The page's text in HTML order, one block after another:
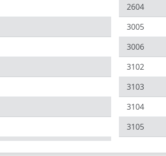
2604
3005
3006
3102
3103
3104
3105